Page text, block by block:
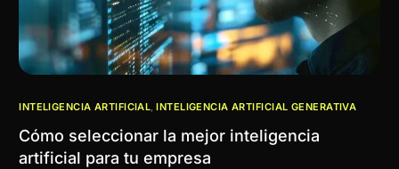
INTELIGENCIA ARTIFICIAL,INTELIGENCIA ARTIFICIAL GENERATIVA
Cómo seleccionar la mejor inteligencia
artificial para tu empresa